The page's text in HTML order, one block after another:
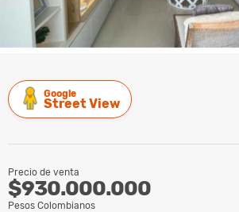
Google
Street View
Precio de venta
$930.000.000
Pesos Colombianos